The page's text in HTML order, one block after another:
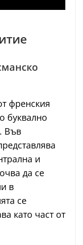
френския
буквално
Във
и
да се
в
се
като част от